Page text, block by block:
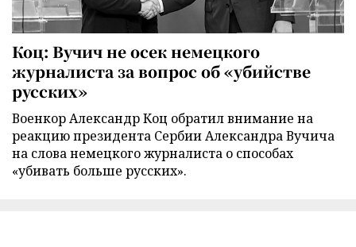
Коц: Вучич не осек немецкого
журналиста за вопрос об «убийстве
русских»
Военкор Александр Коц обратил внимание на
реакцию президента Сербии Александра Вучича
на слова немецкого журналиста о способах
«убивать больше русских».